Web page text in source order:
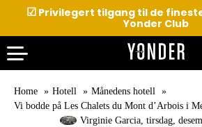
☑ Privilegert tilgang til de
Yonder Club
Home Hotell
Månedens hotell
Vi bodde på Les Chalets du Mont d’Arbois i
Virginie Garcia, tirsdag,